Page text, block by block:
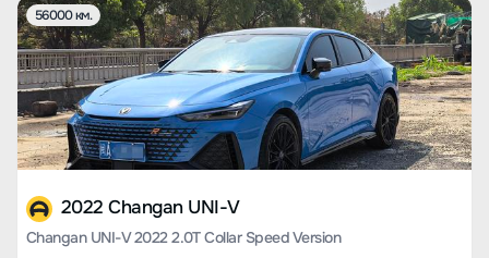
56000 км.
2022 Changan UNI-V
Changan UNI-V 2022 2.0T Collar Speed Version